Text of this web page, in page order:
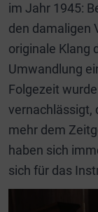
im Jahr 1945:
den damaligen
originale Klang
Umwandlung
Folgezeit
vernachlässigt,
mehr dem
haben sich
sich für das